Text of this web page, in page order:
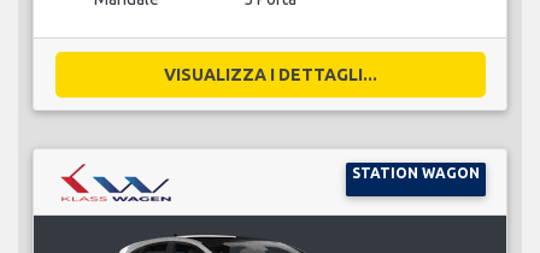
VISUALIZZA I DETTAGLI...
STATION WAGON